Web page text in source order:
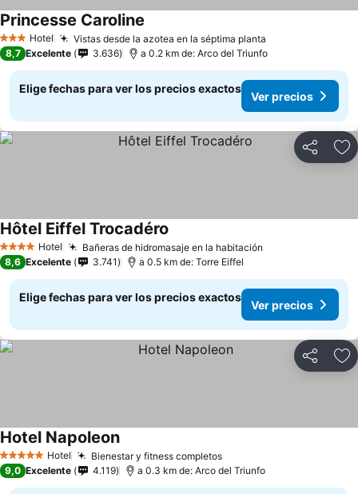
3 Estrellas
Hotel Vistas desde la azotea en la séptima planta
Princesse Caroline
8,7 Excelente 3.636 a 0.2 km de: Arco del Triunfo
Elige fechas para ver los precios exactos
Ver precios
Compartir
4 EstrellasHotel Bañeras de hidromasaje en la habitación
Hôtel Eiffel Trocadéro
8,6 Excelente 3.741 a 0.5 km de: Torre Eiffel
Elige fechas para ver los precios exactos
Ver precios
Compartir
5 Estrellas Hotel Bienestar y fitness completosVer precios
Hotel NapoleonVer precios
9,0 Excelente 4.119 a 0.3 km de: Arco del Triunfo